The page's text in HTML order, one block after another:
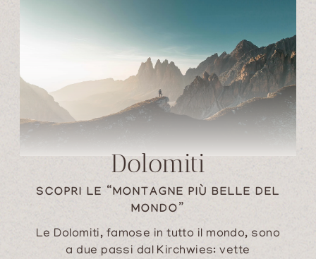
Dolomiti
SCOPRI LE “MONTAGNE PIÙ BELLE DEL
MONDO”
Le Dolomiti, famose in tutto il mondo, sono
a due passi dal Kirchwies: vette